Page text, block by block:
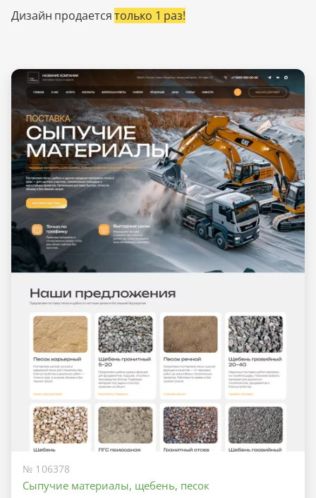
Дизайн продаетсятолько 1 раз!
№ 106378
Сыпучие материалы, щебень, песок